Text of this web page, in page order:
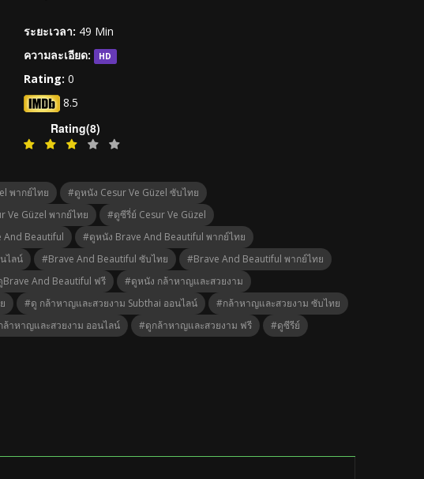
ระยะเวลา: 49 Min
ความละเอียด:
HD
Rating: 0
8.5
Rating(8)
พากย์ไทย
#ดูหนัง Cesur Ve Güzel ซับไทย
Ve Güzel พากย์ไทย
#ดูซีรี่ย์ Cesur Ve Güzel
Beautiful
#ดูหนัง Brave And Beautiful พากย์ไทย
ไลน์ #Brave And Beautiful ซับไทย
#Brave And Beautiful พากย์ไทย
And Beautiful ฟรี
#ดูหนัง กล้าหาญและสวยงาม
#ดู กล้าหาญและสวยงาม Subthai ออนไลน์
#กล้าหาญและสวยงาม ซับไทย
ล้าหาญและสวยงาม ออนไลน์ #ดูกล้าหาญและสวยงาม ฟรี
#ดูซีรีย์